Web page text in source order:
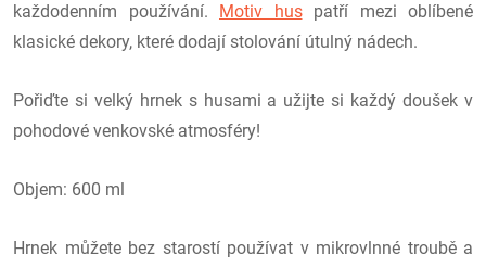
každodenním používání. Motiv huspatří mezi oblíbené
klasické dekory, které dodají stolování útulný nádech.
Pořiďte si velký hrnek s husami a užijte si každý doušek v
pohodové venkovské atmosféry!
Objem: 600 ml
Hrnek můžete bez starostí používat v mikrovlnné troubě a